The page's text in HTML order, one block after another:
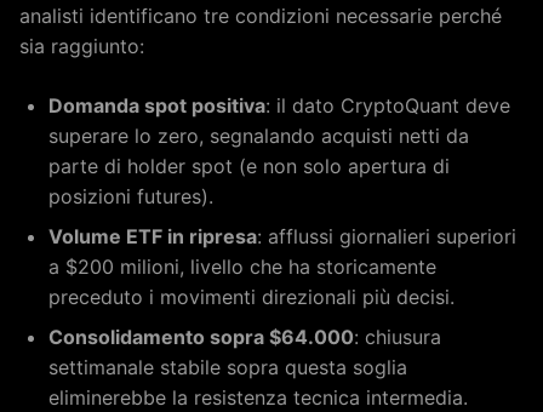
analisti identificano tre condizioni necessarie perché
sia raggiunto:
Domanda spot positiva: il dato CryptoQuant deve
superare lo zero, segnalando acquisti netti da
parte di holder spot (e non solo apertura di
posizioni futures).
Volume ETF in ripresa: afflussi giornalieri superiori
a $200 milioni, livello che ha storicamente
preceduto i movimenti direzionali più decisi.
Consolidamento sopra $64.000: chiusura
settimanale stabile sopra questa soglia
eliminerebbe la resistenza tecnica intermedia.